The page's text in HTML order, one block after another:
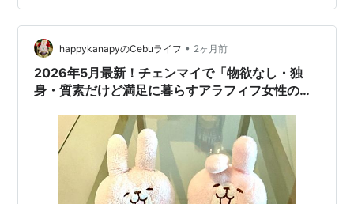
るドリンク タイ語で”DIYメニュー”と書かれています。
セブンイレブンで売ってい…
happykanapyのCebuライフ • 2ヶ月前
2026年5月最新！チェンマイで「物欲なし・独
身・質素だけど満足に暮らすアラフィフ女性の